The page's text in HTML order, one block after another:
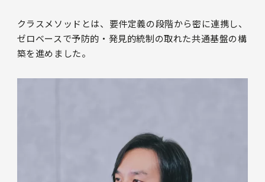
クラスメソッドとは、要件定義の段階から密に連携し、
ゼロベースで予防的・発見的統制の取れた共通基盤の構
築を進めました。